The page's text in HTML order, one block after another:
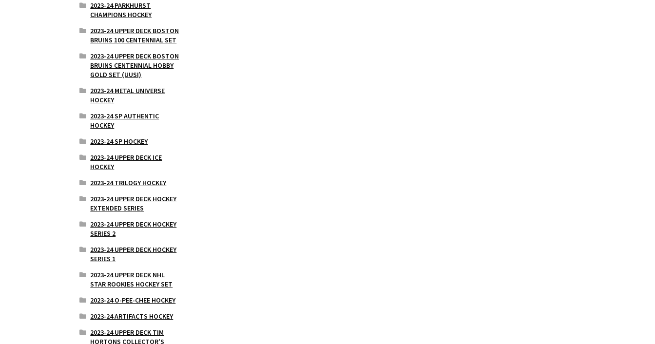
2023-24 PARKHURST
CHAMPIONS HOCKEY
2023-24 UPPER DECK BOSTON
BRUINS 100 CENTENNIAL SET
2023-24 UPPER DECK BOSTON
BRUINS CENTENNIAL HOBBY
GOLD SET (UUSI)
2023-24 METAL UNIVERSE
HOCKEY
2023-24 SP AUTHENTIC
HOCKEY
2023-24 SP HOCKEY
2023-24 UPPER DECK ICE
HOCKEY
2023-24 TRILOGY HOCKEY
2023-24 UPPER DECK HOCKEY
EXTENDED SERIES
2023-24 UPPER DECK HOCKEY
SERIES 2
2023-24 UPPER DECK HOCKEY
SERIES 1
2023-24 UPPER DECK NHL
STAR ROOKIES HOCKEY SET
2023-24 O-PEE-CHEE HOCKEY
2023-24 ARTIFACTS HOCKEY
2023-24 UPPER DECK TIM
HORTONS COLLECTOR'S